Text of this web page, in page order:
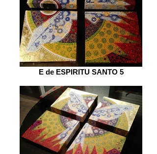
E de ESPIRITU SANTO 5